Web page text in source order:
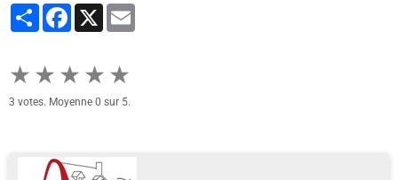
PartagerFacebook
X
★ ★ ★ ★ ★
3 votes. Moyenne 0 sur 5.